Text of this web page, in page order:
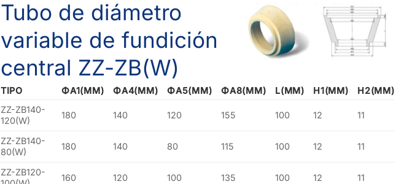
Tubo de diámetro
variable de fundición
central ZZ-ZB(W)
TIPO ΦA1(MM) ΦA4(MM) ΦA5(MM) ΦA8(MM) L(MM) H1(MM)
H2(MM)
ZZ-ZB140-
120(W)
180 140 120 155 100 12 11
ZZ-ZB140-
80(W)
180 140 80 115 100 12 11
ZZ-ZB120-
160 120 100 135 100 12 11